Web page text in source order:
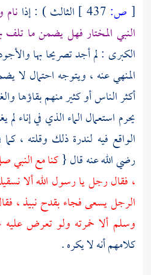
[ ص: الثالث ) : إذا
النبي المختار فهل يضمن ما تلف
الكبرى : لم أجد تصريحا بها
المنهي عنه ، ويتوجه احتمال لا
أكثر الناس أو كثير منهم بقاؤها
يحرم استعمال الماء الذي في إناء
الواقع فيه لندرة ذلك وقلته ،
رضي الله عنه قال {كنا مع النبي
، فقال رجل يا رسول الله ألا
الرجل يسعى فجاء بقدح نبيذ ،
وسلم ألا خمرته ولو تعرض
كلامهم أنه لا يكره .